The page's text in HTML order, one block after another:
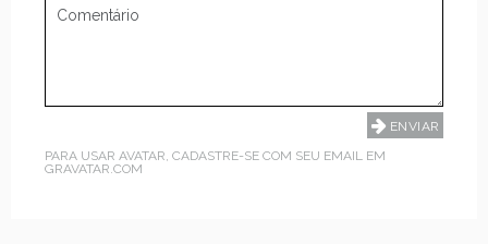
PARA USAR AVATAR, CADASTRE-SE COM SEU EMAIL EM
GRAVATAR.COM